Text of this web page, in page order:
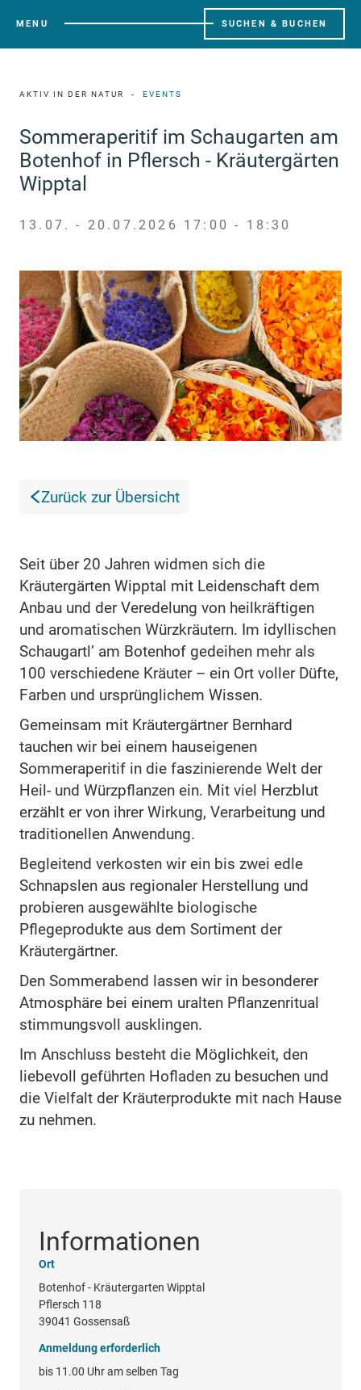
MENU SUCHEN & BUCHEN
AKTIV IN DER NATUR EVENTS
Sommeraperitif im Schaugarten am
Botenhof in Pflersch - Kräutergärten
Wipptal
13.07. - 20.07.2026 17:00 - 18:30
Zurück zur Übersicht
Seit über 20 Jahren widmen sich die
Kräutergärten Wipptal mit Leidenschaft dem
Anbau und der Veredelung von heilkräftigen
und aromatischen Würzkräutern. Im idyllischen
Schaugartl’ am Botenhof gedeihen mehr als
100 verschiedene Kräuter – ein Ort voller Düfte,
Farben und ursprünglichem Wissen.
Gemeinsam mit Kräutergärtner Bernhard
tauchen wir bei einem hauseigenen
Sommeraperitif in die faszinierende Welt der
Heil- und Würzpflanzen ein. Mit viel Herzblut
erzählt er von ihrer Wirkung, Verarbeitung und
traditionellen Anwendung.
Begleitend verkosten wir ein bis zwei edle
Schnapslen aus regionaler Herstellung und
probieren ausgewählte biologische
Pflegeprodukte aus dem Sortiment der
Kräutergärtner.
Den Sommerabend lassen wir in besonderer
Atmosphäre bei einem uralten Pflanzenritual
stimmungsvoll ausklingen.
Im Anschluss besteht die Möglichkeit, den
liebevoll geführten Hofladen zu besuchen und
die Vielfalt der Kräuterprodukte mit nach Hause
zu nehmen.
Informationen
Ort
Botenhof - Kräutergarten Wipptal
Pflersch 118
39041 Gossensaß
Anmeldung erforderlich
bis 11.00 Uhr am selben Tag